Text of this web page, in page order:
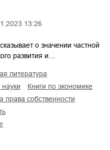
13:26
о значении частной
развития и…
литература
книги по экономике
права собственности